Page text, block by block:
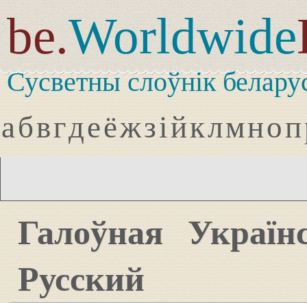
be.Worldwide
Сусветны слоўнік
абвгдеёжзійклмноп
Галоўная
Русский